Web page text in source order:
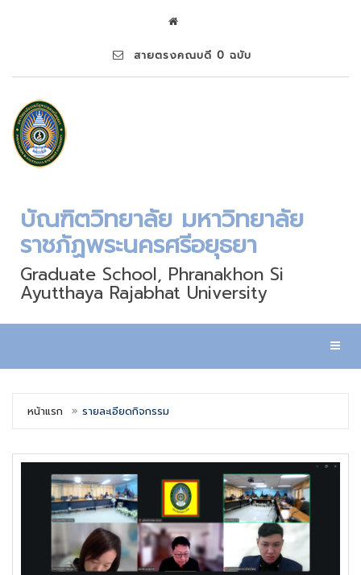
สายตรงคณบดี 0 ฉบับ
บัณฑิตวิทยาลัย มหาวิทยาลัย
ราชภัฏพระนครศรีอยุธยา
Graduate School, Phranakhon Si
Ayutthaya Rajabhat University
หน้าแรก รายละเอียดกิจกรรม